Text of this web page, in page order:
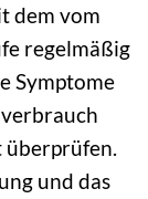
dem vom
regelmäßig
Symptome
überprüfen.
und das